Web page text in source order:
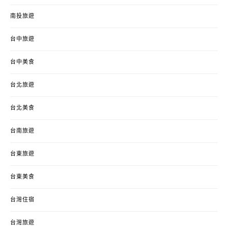
南投旅遊
台中旅遊
台中美食
台北旅遊
台北美食
台南旅遊
台東旅遊
台東美食
台灣住宿
台灣旅遊